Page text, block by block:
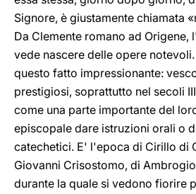
Signore, è giustamente chiamata
Da Clemente romano ad
vede nascere delle opere notevoli.
questo fatto impressionante:
prestigiosi, soprattutto nel secoli
come una parte importante del
episcopale dare istruzioni orali o
catechetici. E' l'epoca di Cirillo di
Giovanni Crisostomo, di
durante la quale si vedono fiorire